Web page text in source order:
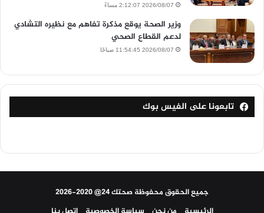
2026/08/07 2:12:07 مساءً
وزير الصحة يوقع مذكرة تفاهم مع نظيره التشادي
لدعم القطاع الصحي
2026/08/07 11:54:45 صباحًا
تابعونا على الفيس بوك
جميع الحقوق محفوظة صحتك 24@ 2020-2026